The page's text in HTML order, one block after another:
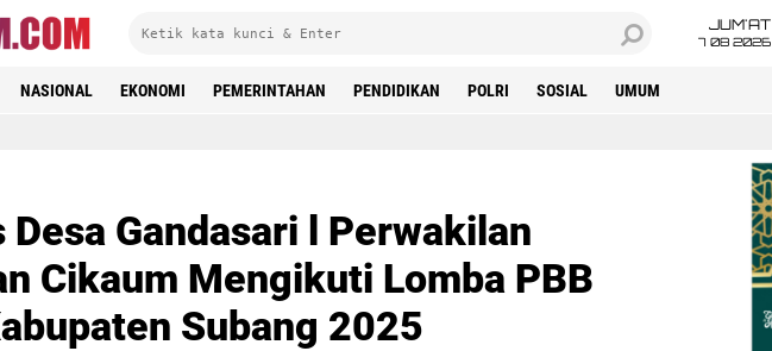
JUM'AT
7 08 2026
NASIONAL EKONOMI PEMERINTAHAN PENDIDIKAN POLRI SOSIAL UMUM
Desa Gandasari l Perwakilan
Cikaum Mengikuti Lomba PBB
Subang 2025